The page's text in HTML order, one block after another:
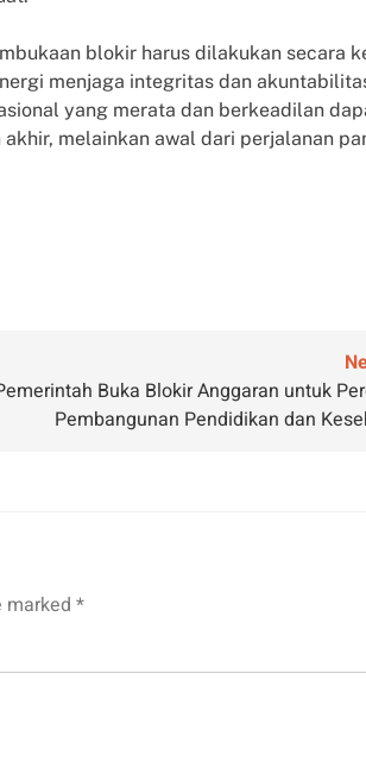
blokir harus dilakukan secara
menjaga integritas dan
yang merata dan berkeadilan
melainkan awal dari perjalanan
Buka Blokir Anggaran untuk
Pembangunan Pendidikan dan
marked *